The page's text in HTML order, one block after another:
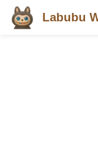
Labubu